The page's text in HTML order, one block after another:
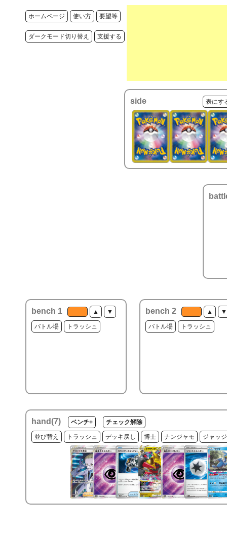
ホームページ 使い方 要望等
ダークモード切り替え 支援する
side 表にす
bench 1 ▲ ▼
バトル場 トラッシュ
bench 2 ▲ ▼
バトル場 トラッシュ
hand(7) ベンチ+ チェック解除
並び替え トラッシュ デッキ戻し 博士 ナンジャモ ジャッ